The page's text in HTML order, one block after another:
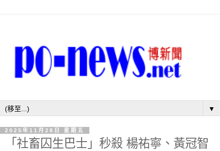
▼
2025年11月28日 星期五
「社畜囚生巴士」秒殺 楊祐寧、黃冠智